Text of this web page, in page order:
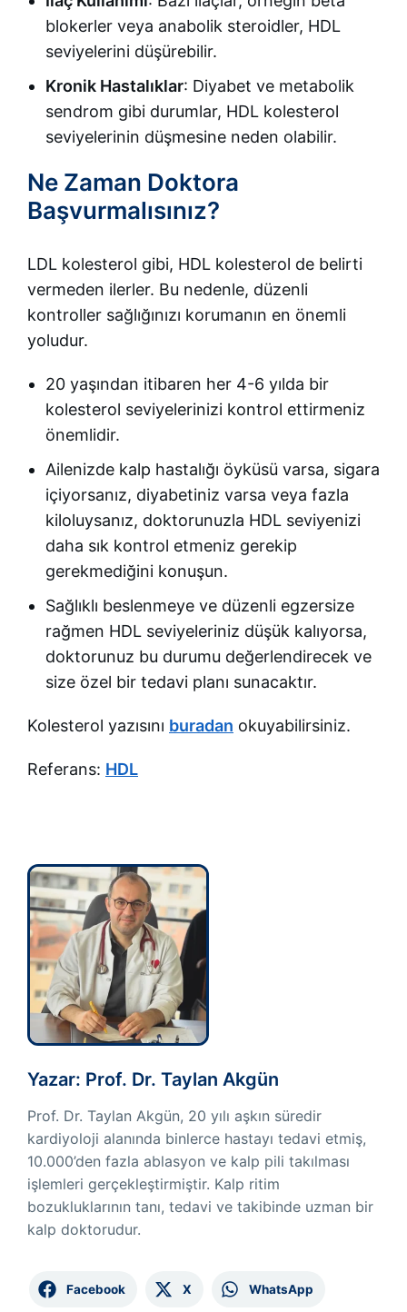
blokerler veya anabolik steroidler, HDL
seviyelerini düşürebilir.
Kronik Hastalıklar: Diyabet ve metabolik
sendrom gibi durumlar, HDL kolesterol
seviyelerinin düşmesine neden olabilir.
Ne Zaman Doktora
Başvurmalısınız?
LDL kolesterol gibi, HDL kolesterol de belirti
vermeden ilerler. Bu nedenle, düzenli
kontroller sağlığınızı korumanın en önemli
yoludur.
20 yaşından itibaren her 4-6 yılda bir
kolesterol seviyelerinizi kontrol ettirmeniz
önemlidir.
Ailenizde kalp hastalığı öyküsü varsa, sigara
içiyorsanız, diyabetiniz varsa veya fazla
kiloluysanız, doktorunuzla HDL seviyenizi
daha sık kontrol etmeniz gerekip
gerekmediğini konuşun.
Sağlıklı beslenmeye ve düzenli egzersize
rağmen HDL seviyeleriniz düşük kalıyorsa,
doktorunuz bu durumu değerlendirecek ve
size özel bir tedavi planı sunacaktır.
Kolesterol yazısını buradan okuyabilirsiniz.
Referans: HDL
Yazar: Prof. Dr. Taylan Akgün
Prof. Dr. Taylan Akgün, 20 yılı aşkın süredir
kardiyoloji alanında binlerce hastayı tedavi etmiş,
10.000’den fazla ablasyon ve kalp pili takılması
işlemleri gerçekleştirmiştir. Kalp ritim
bozukluklarının tanı, tedavi ve takibinde uzman bir
kalp doktorudur.
Facebook X WhatsApp